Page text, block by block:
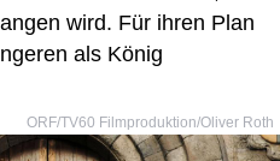
wird. Für ihren Plan
als König
ORF/TV60 Filmproduktion/Oliver Roth